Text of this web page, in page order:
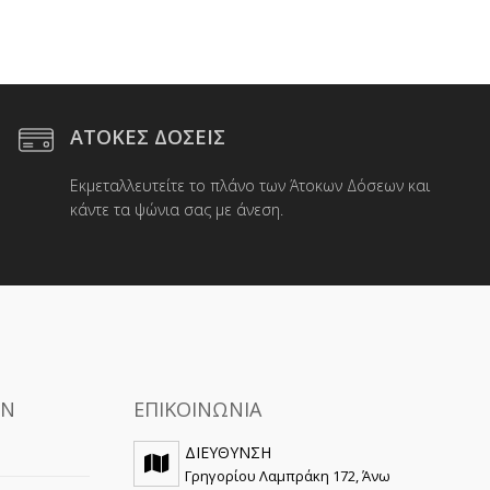
ΑΤΟΚΕΣ ΔΟΣΕΙΣ
Εκμεταλλευτείτε το πλάνο των Άτοκων Δόσεων και
κάντε τα ψώνια σας με άνεση.
ΕΠΙΚΟΙΝΩΝΙΑ
ΔΙΕΥΘΥΝΣΗ
Γρηγορίου Λαμπράκη 172, Άνω